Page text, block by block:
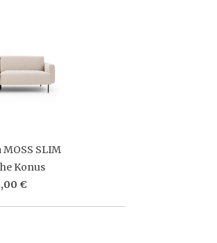
SLIM
Konus
€